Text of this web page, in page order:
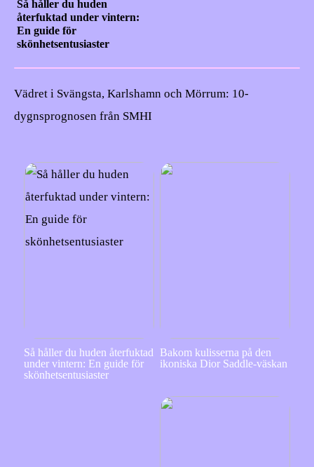
Så håller du huden
återfuktad under vintern:
En guide för
skönhetsentusiaster
Vädret i Svängsta, Karlshamn och Mörrum: 10-
dygnsprognosen från SMHI
Så håller du huden återfuktad
under vintern: En guide för
skönhetsentusiaster
Bakom kulisserna på den
ikoniska Dior Saddle-väskan